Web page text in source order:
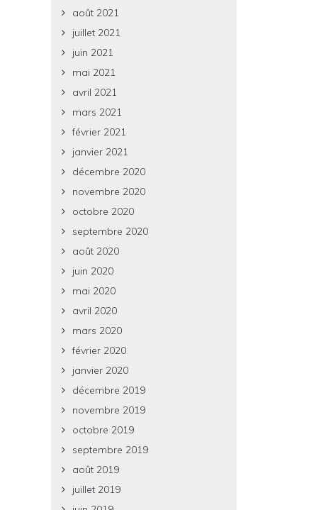
août 2021
juillet 2021
juin 2021
mai 2021
avril 2021
mars 2021
février 2021
janvier 2021
décembre 2020
novembre 2020
octobre 2020
septembre 2020
août 2020
juin 2020
mai 2020
avril 2020
mars 2020
février 2020
janvier 2020
décembre 2019
novembre 2019
octobre 2019
septembre 2019
août 2019
juillet 2019